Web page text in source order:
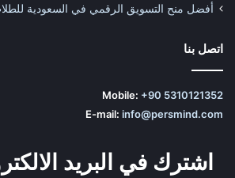
أفضل منح التسويق الرقمي في السعودية
اتصل بنا
Mobile: +90 5310121352
E-mail: info@persmind.com
اشترك في البريد